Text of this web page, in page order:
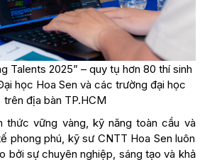
Talents 2025” – quy tụ hơn 80 thí sinh
học Hoa Sen và các trường đại học
trên địa bàn TP.HCM
thức vững vàng, kỹ năng toàn cầu và
phong phú, kỹ sư CNTT Hoa Sen luôn
bởi sự chuyên nghiệp, sáng tạo và khả